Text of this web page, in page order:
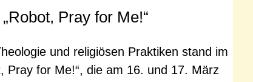
Pray for Me!“
und religiösen Praktiken stand im
Pray for Me!“, die am 16. und 17. März